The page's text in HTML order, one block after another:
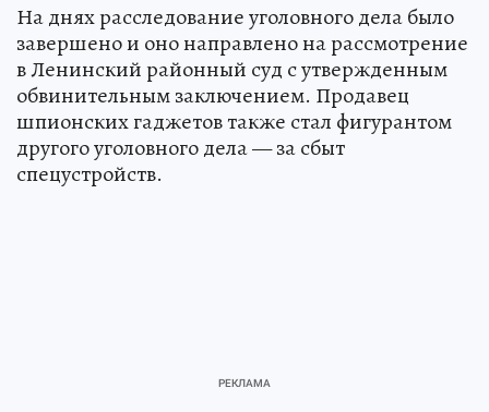
На днях расследование уголовного дела было
завершено и оно направлено на рассмотрение
в Ленинский районный суд с утвержденным
обвинительным заключением. Продавец
шпионских гаджетов также стал фигурантом
другого уголовного дела — за сбыт
спецустройств.